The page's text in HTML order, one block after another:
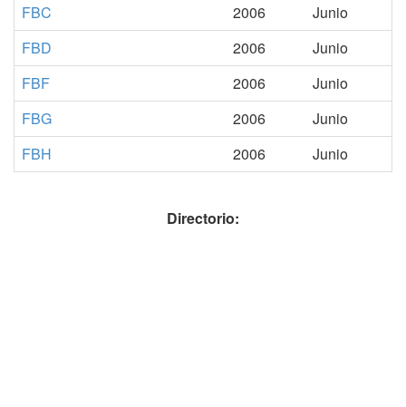
FBC
2006
Junio
FBD
2006
Junio
FBF
2006
Junio
FBG
2006
Junio
FBH
2006 Junio
Directorio: